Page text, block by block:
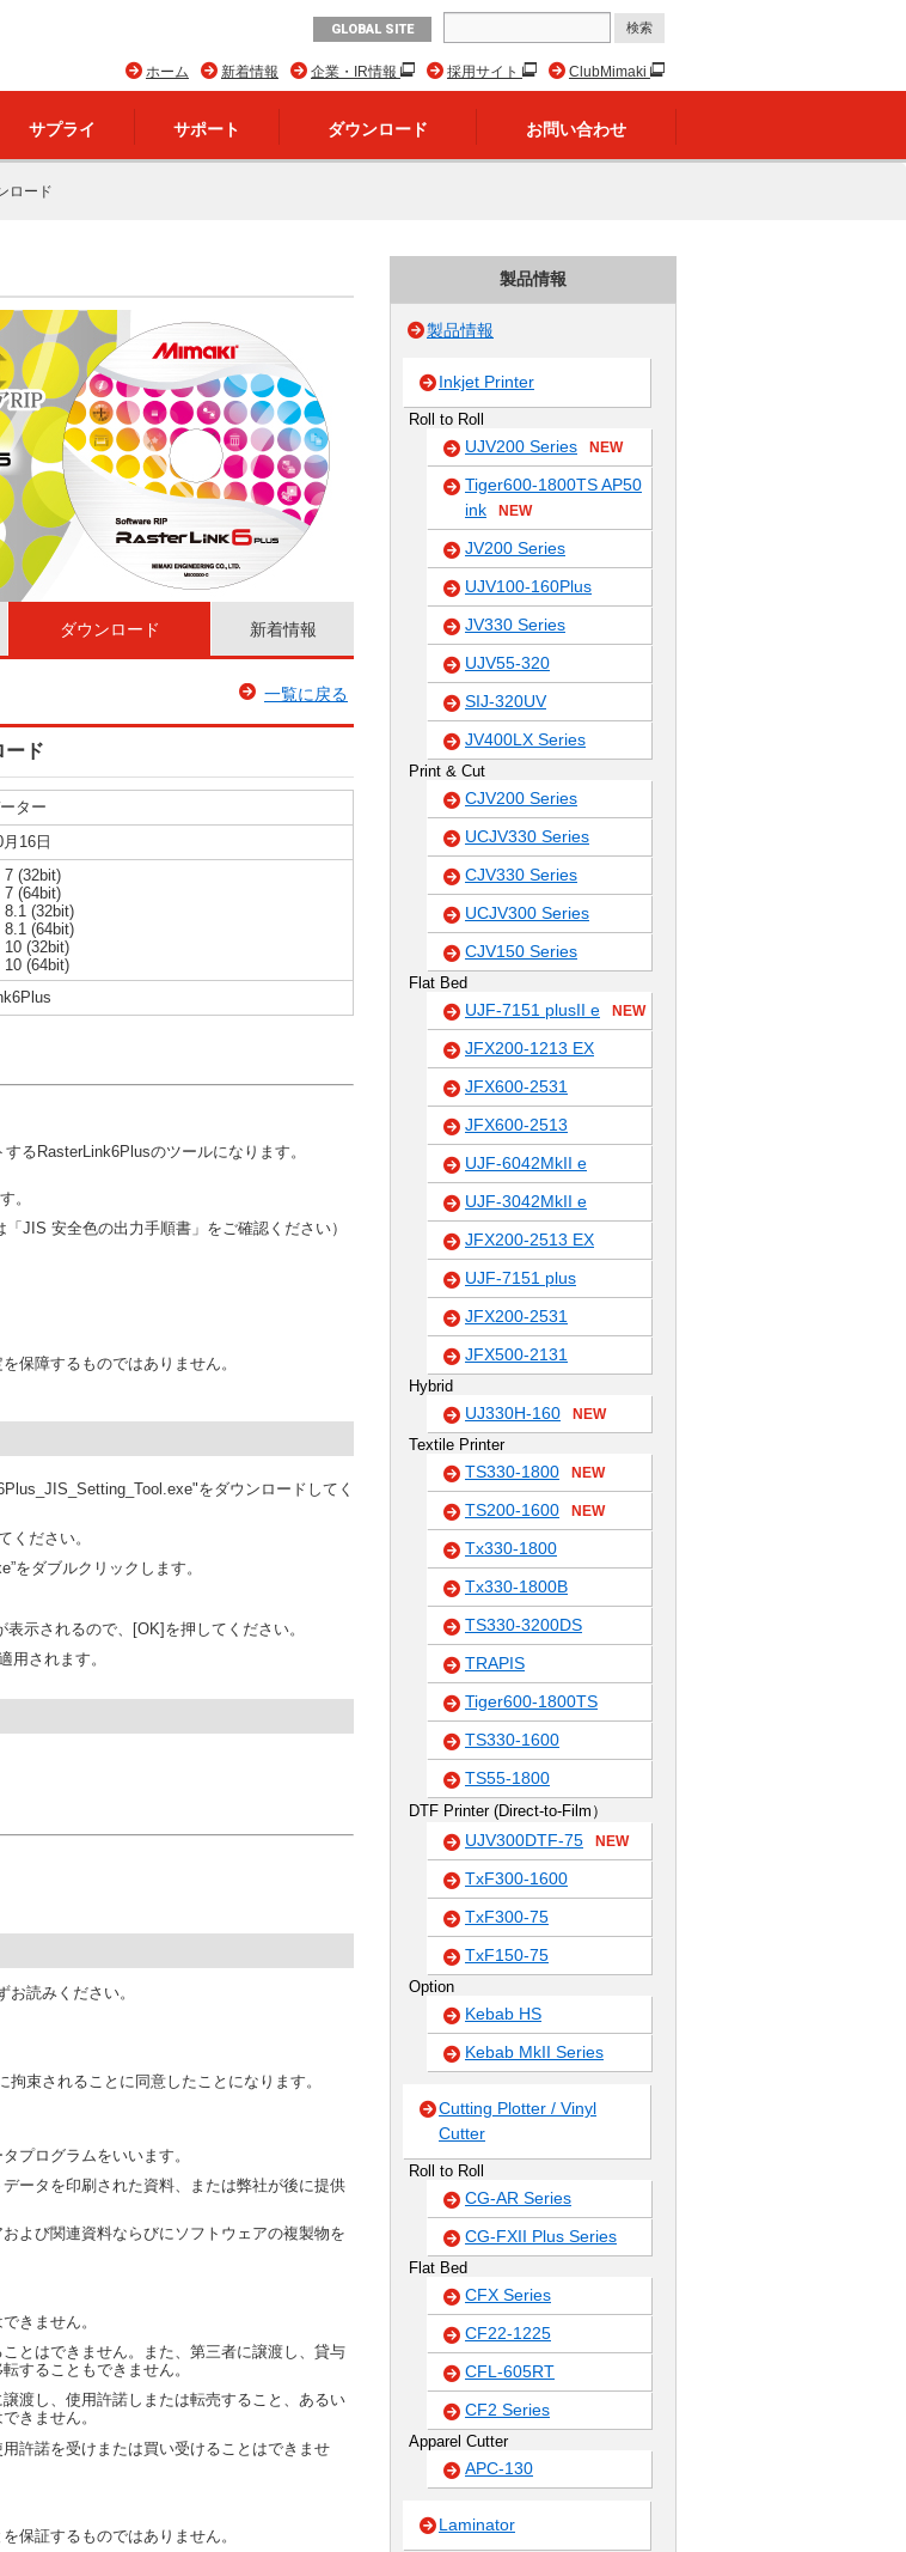
GLOBAL SITE
ClubMimaki
採用サイト
企業・IR情報
新着情報
ホーム
サプライ サポート ダウンロード お問い合わせ
ロード
ダウンロード 新着情報
一覧に戻る
ド
ター
16日
7 (32bit)
7 (64bit)
8.1 (32bit)
8.1 (64bit)
10 (32bit)
10 (64bit)
RasterLink6Plusのツールになります。
。
JIS 安全色の出力手順書」をご確認ください）
するものではありません。
をダウンロードしてく
ください。
をダブルクリックします。
示されるので、[OK]を押してください。
用されます。
読みください。
束されることに同意したことになります。
プログラムをいいます。
ータを印刷された資料、または弊社が後に提供
よび関連資料ならびにソフトウェアの複製物を
きません。
とはできません。また、第三者に譲渡し、貸与
することもできません。
渡し、使用許諾しまたは転売すること、あるい
きません。
許諾を受けまたは買い受けることはできませ
保証するものではありません。
製品情報
製品情報
Inkjet Printer
Roll to Roll
UJV200 Series NEW
Tiger600-1800TS AP50
ink
NEW
JV200 Series
UJV100-160Plus
JV330 Series
UJV55-320
SIJ-320UV
JV400LX Series
Print & Cut
CJV200 Series
UCJV330 Series
CJV330 Series
UCJV300 Series
CJV150 Series
Flat Bed
UJF-7151 plusII e NEW
JFX200-1213 EX
JFX600-2531
JFX600-2513
UJF-6042MkII e
UJF-3042MkII e
JFX200-2513 EX
UJF-7151 plus
JFX200-2531
JFX500-2131
Hybrid
UJ330H-160 NEW
Textile Printer
TS330-1800 NEW
TS200-1600 NEW
Tx330-1800
Tx330-1800B
TS330-3200DS
TRAPIS
Tiger600-1800TS
TS330-1600
TS55-1800
DTF Printer (Direct-to-Film）
UJV300DTF-75 NEW
TxF300-1600
TxF300-75
TxF150-75
Option
Kebab HS
Kebab MkII Series
Cutting Plotter / Vinyl
Cutter
Roll to Roll
CG-AR Series
CG-FXII Plus Series
Flat Bed
CFX Series
CF22-1225
CFL-605RT
CF2 Series
Apparel Cutter
APC-130
Laminator